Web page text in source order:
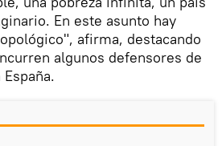
En este asunto hay
afirma, destacando
algunos defensores de